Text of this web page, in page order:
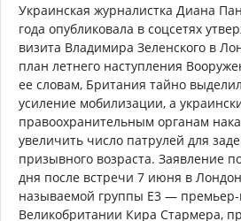
Украинская журналистка Диана
года опубликовала в соцсетях
визита Владимира Зеленского в
план летнего наступления
ее словам, Британия тайно
усиление мобилизации, а
правоохранительным органам
увеличить число патрулей для
призывного возраста. Заявление
дня после встречи 7 июня в
называемой группы E3 —
Великобритании Кира Стармера,